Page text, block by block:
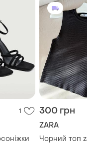
1 300 грн
ZARA
Чорний топ